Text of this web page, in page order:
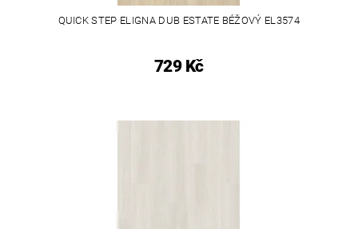
QUICK STEP ELIGNA DUB ESTATE BÉŽOVÝ EL3574
729 Kč